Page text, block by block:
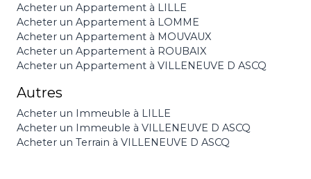
Acheter un Appartement à LILLE
Acheter un Appartement à LOMME
Acheter un Appartement à MOUVAUX
Acheter un Appartement à ROUBAIX
Acheter un Appartement à VILLENEUVE D ASCQ
Autres
Acheter un Immeuble à LILLE
Acheter un Immeuble à VILLENEUVE D ASCQ
Acheter un Terrain à VILLENEUVE D ASCQ